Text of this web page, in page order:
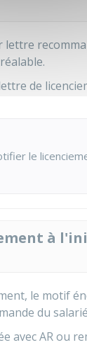
de
le
à
le motif
du
avecARou